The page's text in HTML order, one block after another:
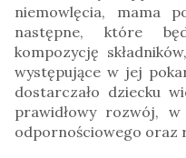
niemowlęcia, mama
następne, które
kompozycję
występujące w jej
dostarczało dziecku
prawidłowy rozwój, w
odpornościowego oraz